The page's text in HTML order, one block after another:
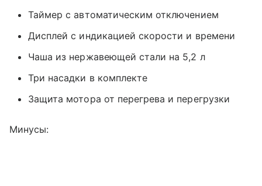
Таймер с автоматическим отключением
Дисплей с индикацией скорости и времени
Чаша из нержавеющей стали на 5,2 л
Три насадки в комплекте
Защита мотора от перегрева и перегрузки
Минусы: